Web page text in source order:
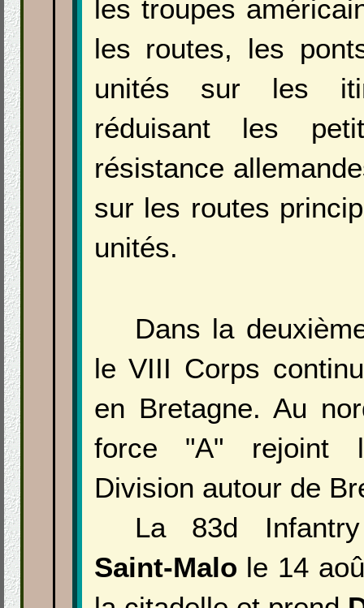
les troupes
les routes, les
unités sur les
réduisant les
résistance
sur les routes
unités.
Dans la
le VIII Corps
en Bretagne. Au
force "A" rejoint
Division autour de
La 83d
Saint-Malo le 14